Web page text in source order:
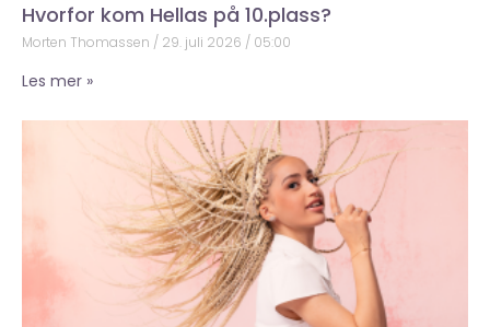
Hvorfor kom Hellas på 10.plass?
Morten Thomassen 29. juli 2026 05:00
Les mer »